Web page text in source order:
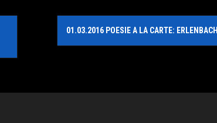
01.03.2016 POESIE A LA CARTE: ERLENBACH